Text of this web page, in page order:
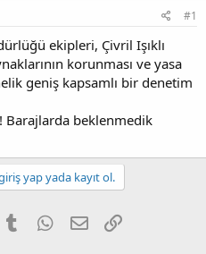
#1
ekipleri, Çivril Işıklı
korunması ve yasa
geniş kapsamlı bir denetim
Barajlarda beklenmedik
yap yada kayıt ol.
Tumblr WhatsApp
E-posta